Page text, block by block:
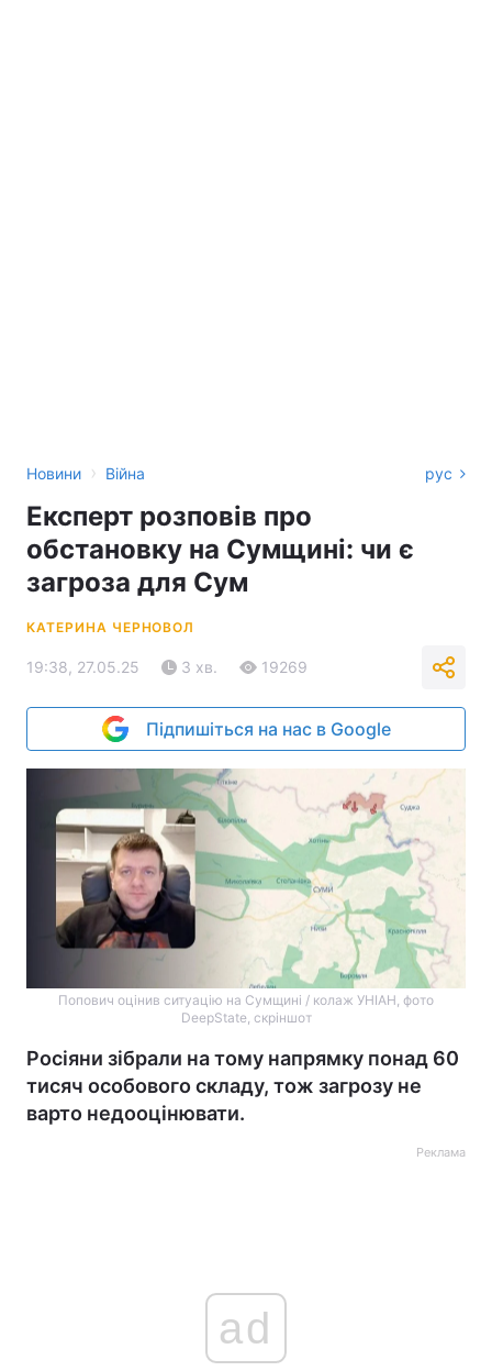
Новини › Війна рус
Експерт розповів про
обстановку на Сумщині: чи є
загроза для Сум
КАТЕРИНА ЧЕРНОВОЛ
19:38, 27.05.25 3 хв. 19269
Підпишіться на нас в Google
Попович оцінив ситуацію на Сумщині / колаж УНІАН, фото
DeepState, скріншот
Росіяни зібрали на тому напрямку понад 60
тисяч особового складу, тож загрозу не
варто недооцінювати.
Реклама
ad